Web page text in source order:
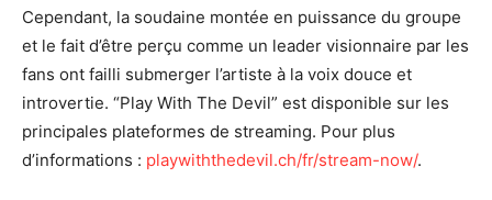
Cependant, la soudaine montée en puissance du groupe
et le fait d’être perçu comme un leader visionnaire par les
fans ont failli submerger l’artiste à la voix douce et
introvertie. “Play With The Devil” est disponible sur les
principales plateformes de streaming. Pour plus
d’informations : playwiththedevil.ch/fr/stream-now/.